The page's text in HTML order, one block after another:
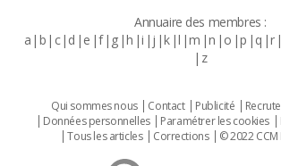
Annuaire des membres :
a b c d e f g h i j k l m n o p q r
z
Qui sommes nous Contact Publicité
Données personnelles
Paramétrer les cookies
Tous les articles
Corrections © 2022